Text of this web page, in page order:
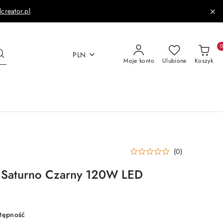
PLN
Moje konto Ulubione Koszyk
0
(0)
Czarny 120W LED